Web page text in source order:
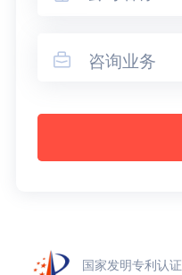
 咨询业务
国家发明专利认证